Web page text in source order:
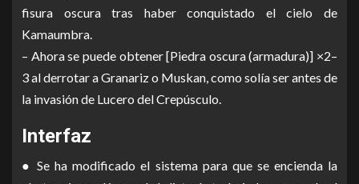
fisura oscura tras haber conquistado el cielo de
Kamaumbra.
– Ahora se puede obtener [Piedra oscura (armadura)] ×2–
3 al derrotar a Granariz o Muskan, como solía ser antes de
la invasión de Lucero del Crepúsculo.
Interfaz
● Se ha modificado el sistema para que se encienda la